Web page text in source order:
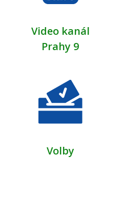
Video kanál
Prahy 9
Volby